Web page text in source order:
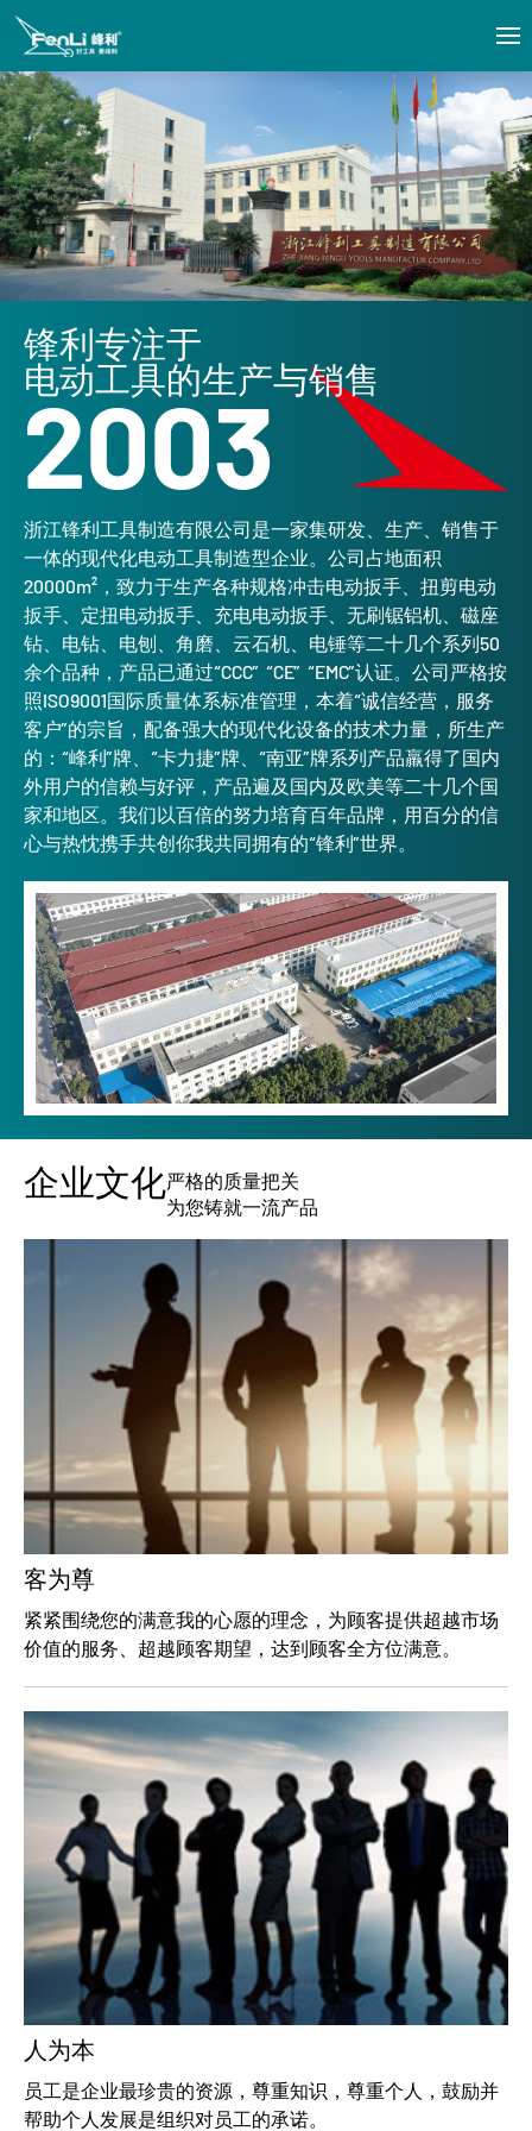
锋利专注于
电动工具的生产与销售
2003
浙江锋利工具制造有限公司是一家集研发、生产、销售于
一体的现代化电动工具制造型企业。公司占地面积
20000m²，致力于生产各种规格冲击电动扳手、扭剪电动
扳手、定扭电动扳手、充电电动扳手、无刷锯铝机、磁座
钻、电钻、电刨、角磨、云石机、电锤等二十几个系列50
余个品种，产品已通过“CCC” “CE” “EMC”认证。公司严格按
照ISO9001国际质量体系标准管理，本着“诚信经营，服务
客户”的宗旨，配备强大的现代化设备的技术力量，所生产
的：“峰利”牌、“卡力捷”牌、“南亚”牌系列产品羸得了国内
外用户的信赖与好评，产品遍及国内及欧美等二十几个国
家和地区。我们以百倍的努力培育百年品牌，用百分的信
心与热忱携手共创你我共同拥有的“锋利”世界。
企业文化严格的质量把关
为您铸就一流产品
客为尊
紧紧围绕您的满意我的心愿的理念，为顾客提供超越市场
价值的服务、超越顾客期望，达到顾客全方位满意。
人为本
员工是企业最珍贵的资源，尊重知识，尊重个人，鼓励并
帮助个人发展是组织对员工的承诺。